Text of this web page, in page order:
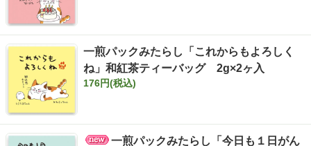
一煎パックみたらし「これからもよろしく
ね」和紅茶ティーバッグ 2g×2ヶ入
176円(税込)
一煎パックみたらし「今日も１日がん